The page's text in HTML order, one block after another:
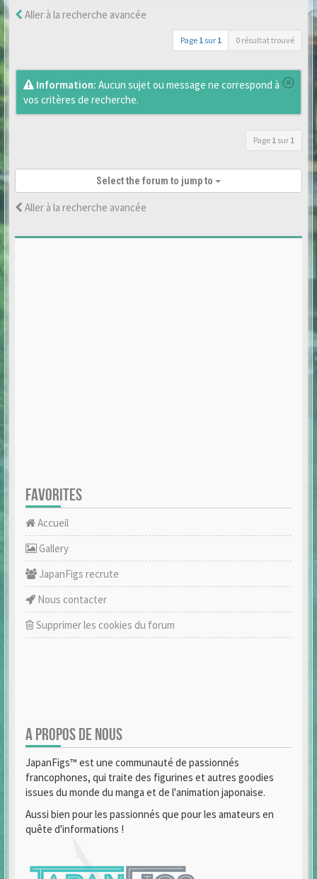
Aller à la recherche avancée
Page 1 sur 1 0 résultat trouvé
Information: Aucun sujet ou message ne correspond à
vos critères de recherche.
Page 1 sur 1
Select the forum to jump to
Aller à la recherche avancée
FAVORITES
Accueil
Gallery
JapanFigs recrute
Nous contacter
Supprimer les cookies du forum
A PROPOS DE NOUS
JapanFigs™ est une communauté de passionnés
francophones, qui traite des figurines et autres goodies
issues du monde du manga et de l'animation japonaise.
Aussi bien pour les passionnés que pour les amateurs en
quête d'informations !